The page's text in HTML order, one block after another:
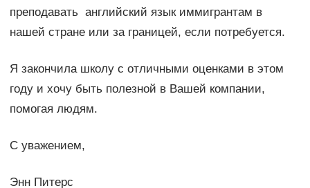
преподавать английский язык иммигрантам в
нашей стране или за границей, если потребуется.
Я закончила школу с отличными оценками в этом
году и хочу быть полезной в Вашей компании,
помогая людям.
С уважением,
Энн Питерс